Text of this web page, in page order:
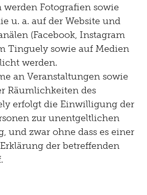
werden Fotografien sowie
u. a. auf der Website und
(Facebook, Instagram
Tinguely sowie auf Medien
werden.
an Veranstaltungen sowie
Räumlichkeiten des
erfolgt die Einwilligung der
zur unentgeltlichen
und zwar ohne dass es einer
der betreffenden